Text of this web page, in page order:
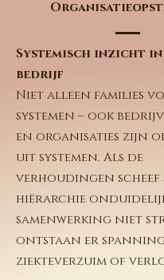
Systemisch inzicht
bedrijf
Niet alleen families
systemen – ook
en organisaties zijn
uit systemen. Als de
verhoudingen scheef
hiërarchie
samenwerking niet
ontstaan er
ziekteverzuim of